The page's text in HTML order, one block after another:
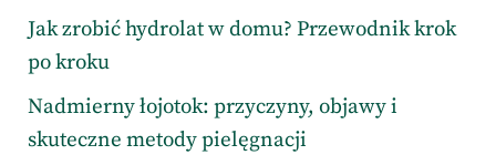
Jak zrobić hydrolat w domu? Przewodnik krok
po kroku
Nadmierny łojotok: przyczyny, objawy i
skuteczne metody pielęgnacji